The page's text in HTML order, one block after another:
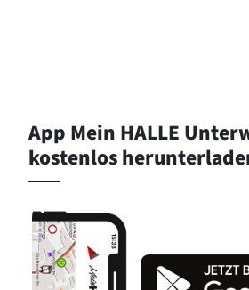
App Mein HALLE
kostenlos